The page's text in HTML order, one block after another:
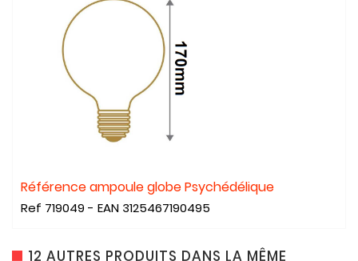
Référence ampoule globe Psychédélique
Ref 719049 - EAN 3125467190495
12 AUTRES PRODUITS DANS LA MÊME